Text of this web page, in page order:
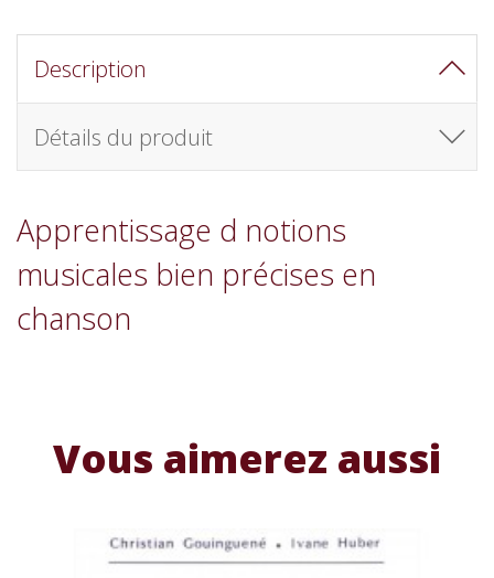
Description
Détails du produit
Apprentissage d notions
musicales bien précises en
chanson
Vous aimerez aussi